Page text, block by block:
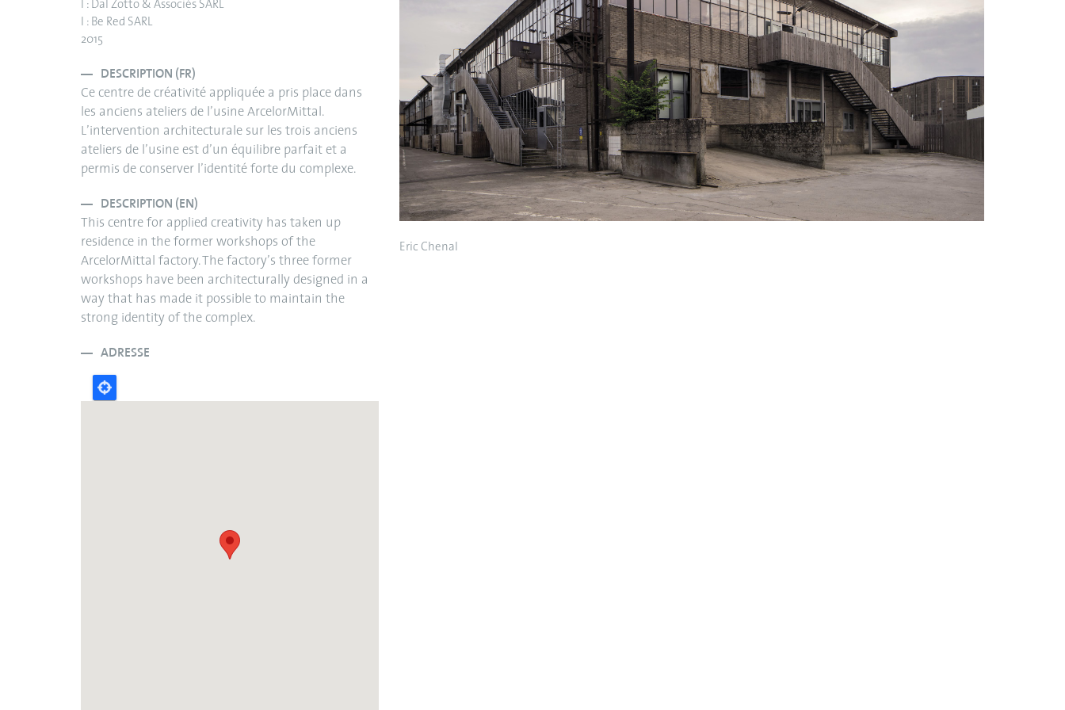
I : Dal Zotto & Associés SARL
I : Be Red SARL
2015
DESCRIPTION (FR)
Ce centre de créativité appliquée a pris place dans
les anciens ateliers de l’usine ArcelorMittal.
L’intervention architecturale sur les trois anciens
ateliers de l’usine est d’un équilibre parfait et a
permis de conserver l’identité forte du complexe.
DESCRIPTION (EN)
This centre for applied creativity has taken up
residence in the former workshops of the
ArcelorMittal factory. The factory’s three former
workshops have been architecturally designed in a
way that has made it possible to maintain the
strong identity of the complex.
ADRESSE
Eric Chenal